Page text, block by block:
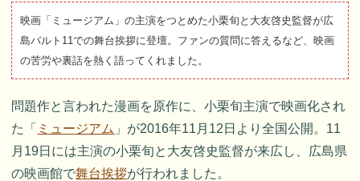
映画「ミュージアム」の主演をつとめた小栗旬と大友啓史監督が広
島バルト11での舞台挨拶に登壇。ファンの質問に答えるなど、映画
の苦労や裏話を熱く語ってくれました。
問題作と言われた漫画を原作に、小栗旬主演で映画化され
た「 ミュージアム 」が2016年11月12日より全国公開。11
月19日には主演の小栗旬と大友啓史監督が来広し、広島県
の映画館で舞台挨拶が行われました。